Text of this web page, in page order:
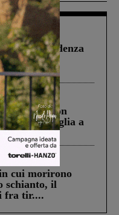
oltre la scadenza
“Un
di Castiglion
ucciso la figlia a
cui morirono
schianto, il
fra tir....